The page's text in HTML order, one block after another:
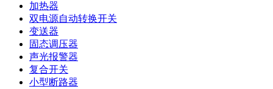
加热器
双电源自动转换开关
变送器
固态调压器
声光报警器
复合开关
小型断路器